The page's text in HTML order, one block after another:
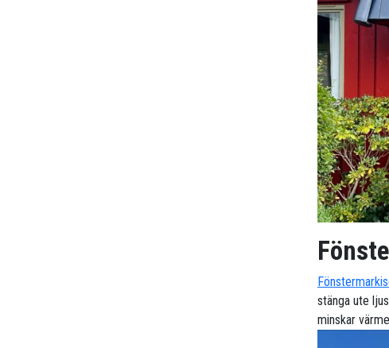
stänga ute
minskar